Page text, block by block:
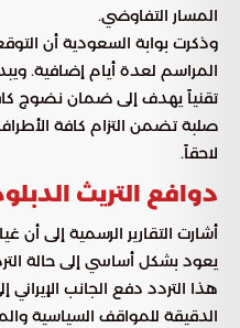
المسار التفاوضي.
وذكرت بوابة السعودية أن
المراسم لعدة أيام إضافية.
تقنياً يهدف إلى ضمان نضوج
صلبة تضمن التزام كافة
لاحقاً.
دوافع التريث
أشارت التقارير الرسمية إلى
يعود بشكل أساسي إلى حالة
هذا التردد دفع الجانب الإيراني
الدقيقة للمواقف السياسية